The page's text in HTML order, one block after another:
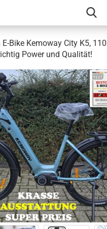
Bike Kemoway City K5,
Power und Qualität!